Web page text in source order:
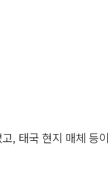
, 태국 현지 매체 등이